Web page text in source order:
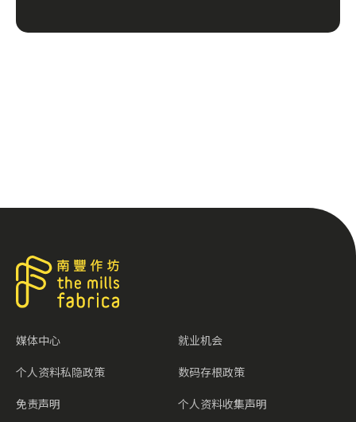
媒体中心 就业机会
个人资料私隐政策 数码存根政策
免责声明 个人资料收集声明